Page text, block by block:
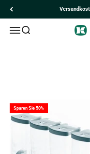
Navigationsmenü öffnen
Suche öffnen
Vorratsschrank
Sparen Sie 50%